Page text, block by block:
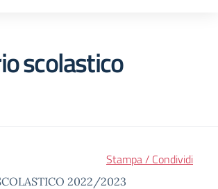
scolastico
Stampa / Condividi
2022/2023